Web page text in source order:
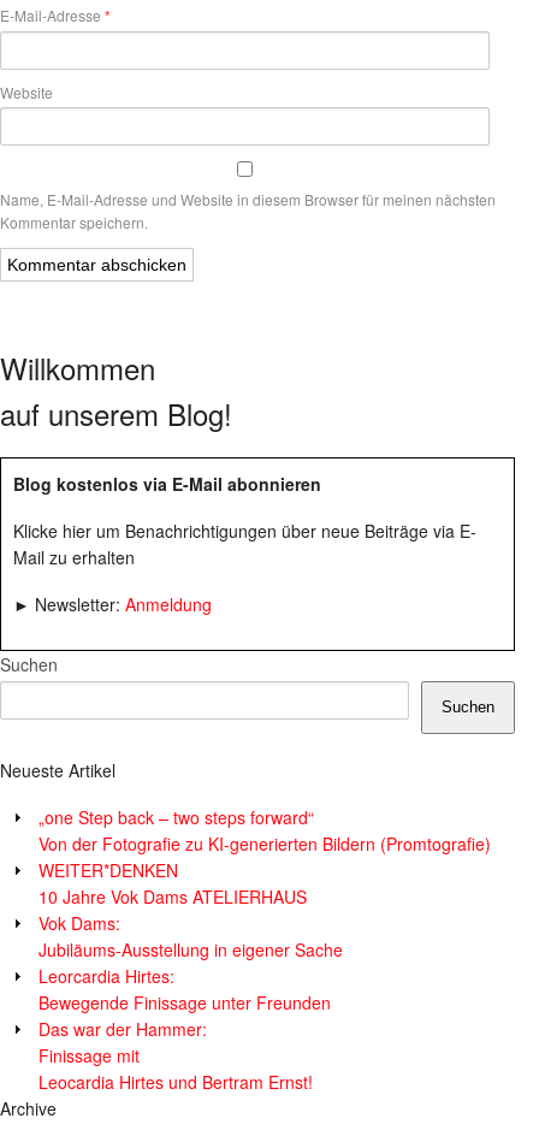
E-Mail-Adresse *
Website
Name, E-Mail-Adresse und Website in diesem Browser für meinen nächsten
Kommentar speichern.
Willkommen
auf unserem Blog!
Blog kostenlos via E-Mail abonnieren
Klicke hier um Benachrichtigungen über neue Beiträge via E-
Mail zu erhalten
► Newsletter: Anmeldung
Suchen
Suchen
Neueste Artikel
„one Step back – two steps forward“
Von der Fotografie zu KI-generierten Bildern (Promtografie)
WEITER*DENKEN
10 Jahre Vok Dams ATELIERHAUS
Vok Dams:
Jubiläums-Ausstellung in eigener Sache
Leorcardia Hirtes:
Bewegende Finissage unter Freunden
Das war der Hammer:
Finissage mit
Leocardia Hirtes und Bertram Ernst!
Archive